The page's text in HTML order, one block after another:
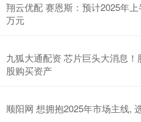
翔云优配 赛恩斯：预计2025年
万元
九狐大通配资 芯片巨头大消息
股购买资产
顺阳网 想拥抱2025年市场主线,